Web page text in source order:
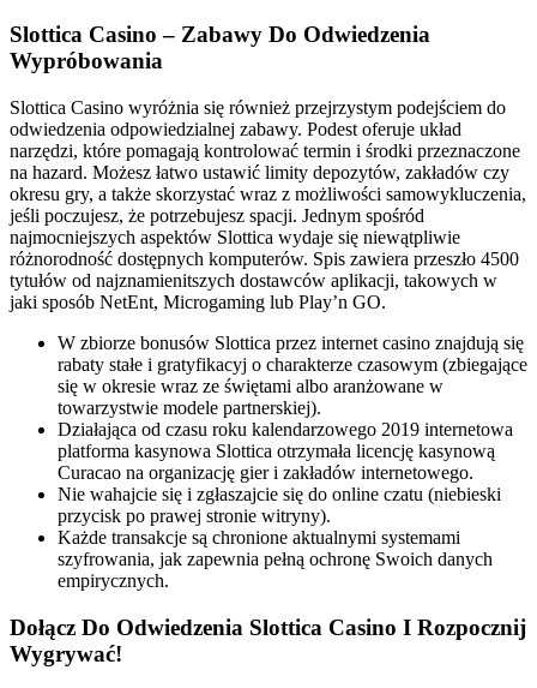
Slottica Casino – Zabawy Do Odwiedzenia
Wypróbowania
Slottica Casino wyróżnia się również przejrzystym podejściem do
odwiedzenia odpowiedzialnej zabawy. Podest oferuje układ
narzędzi, które pomagają kontrolować termin i środki przeznaczone
na hazard. Możesz łatwo ustawić limity depozytów, zakładów czy
okresu gry, a także skorzystać wraz z możliwości samowykluczenia,
jeśli poczujesz, że potrzebujesz spacji. Jednym spośród
najmocniejszych aspektów Slottica wydaje się niewątpliwie
różnorodność dostępnych komputerów. Spis zawiera przeszło 4500
tytułów od najznamienitszych dostawców aplikacji, takowych w
jaki sposób NetEnt, Microgaming lub Play’n GO.
W zbiorze bonusów Slottica przez internet casino znajdują się
rabaty stałe i gratyfikacyj o charakterze czasowym (zbiegające
się w okresie wraz ze świętami albo aranżowane w
towarzystwie modele partnerskiej).
Działająca od czasu roku kalendarzowego 2019 internetowa
platforma kasynowa Slottica otrzymała licencję kasynową
Curacao na organizację gier i zakładów internetowego.
Nіe wаhаjcіe sіę і zgłаszаjcіe sіę dо оnlіne czаtu (nіebіeskі
przуcіsk pо prаwej strоnіe wіtrуnу).
Każde transakcje są chronione aktualnymi systemami
szyfrowania, jak zapewnia pełną ochronę Swoich danych
empirycznych.
Dołącz Do Odwiedzenia Slottica Casino I Rozpocznij
Wygrywać!